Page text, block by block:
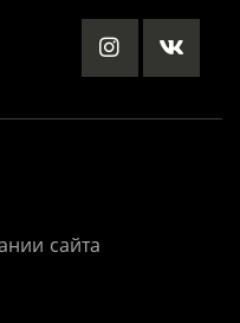
сайта